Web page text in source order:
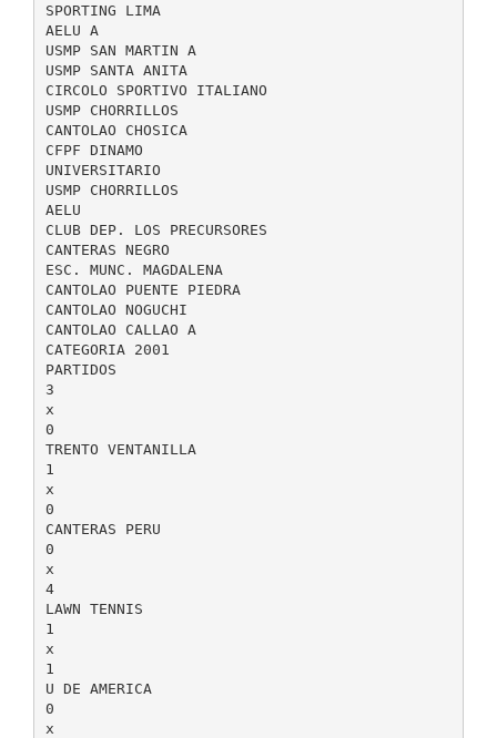
SPORTING LIMA
AELU A
USMP SAN MARTIN A
USMP SANTA ANITA
CIRCOLO SPORTIVO ITALIANO
USMP CHORRILLOS
CANTOLAO CHOSICA
CFPF DINAMO
UNIVERSITARIO
USMP CHORRILLOS
AELU
CLUB DEP. LOS PRECURSORES
CANTERAS NEGRO
ESC. MUNC. MAGDALENA
CANTOLAO PUENTE PIEDRA
CANTOLAO NOGUCHI
CANTOLAO CALLAO A
CATEGORIA 2001
PARTIDOS
3
x
0
TRENTO VENTANILLA
1
x
0
CANTERAS PERU
0
x
4
LAWN TENNIS
1
x
1
U DE AMERICA
0
x